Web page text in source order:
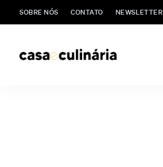
SOBRE NÓS CONTATO NEWSLETTER